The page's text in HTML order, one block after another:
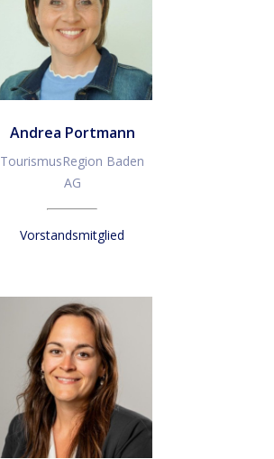
Andrea Portmann
TourismusRegion Baden
AG
Vorstandsmitglied